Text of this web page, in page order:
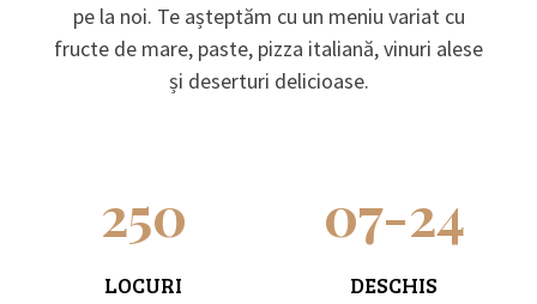
pe la noi. Te așteptăm cu un meniu variat cu
fructe de mare, paste, pizza italiană, vinuri alese
și deserturi delicioase.
250
LOCURI
07-24
DESCHIS